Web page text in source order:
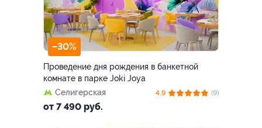
–30%
Проведение дня рождения в банкетной
комнате в парке Joki Joya
Селигерская
от 7 490 руб.
4.9 (9)